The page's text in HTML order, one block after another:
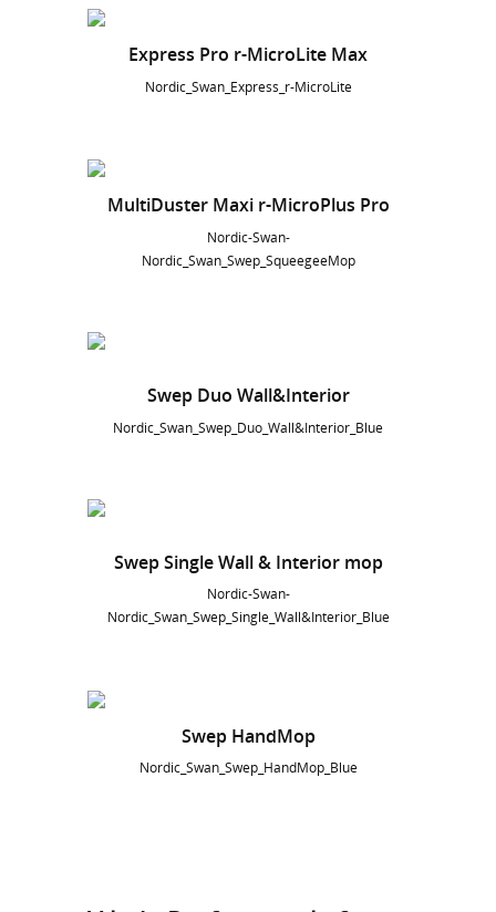
Express Pro r-MicroLite Max
Nordic_Swan_Express_r-MicroLite
MultiDuster Maxi r-MicroPlus Pro
Nordic-Swan-
Nordic_Swan_Swep_SqueegeeMop
Swep Duo Wall&Interior
Nordic_Swan_Swep_Duo_Wall&Interior_Blue
Swep Single Wall & Interior mop
Nordic-Swan-
Nordic_Swan_Swep_Single_Wall&Interior_Blue
Swep HandMop
Nordic_Swan_Swep_HandMop_Blue